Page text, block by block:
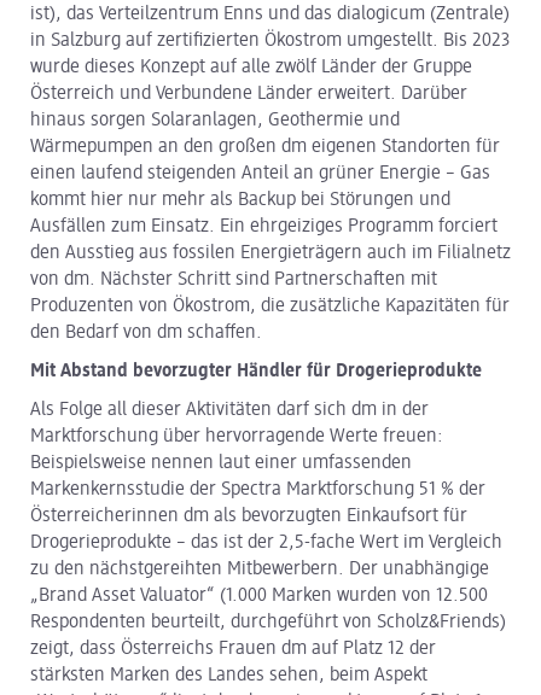
ist), das Verteilzentrum Enns und das dialogicum (Zentrale)
in Salzburg auf zertifizierten Ökostrom umgestellt. Bis 2023
wurde dieses Konzept auf alle zwölf Länder der Gruppe
Österreich und Verbundene Länder erweitert. Darüber
hinaus sorgen Solaranlagen, Geothermie und
Wärmepumpen an den großen dm eigenen Standorten für
einen laufend steigenden Anteil an grüner Energie – Gas
kommt hier nur mehr als Backup bei Störungen und
Ausfällen zum Einsatz. Ein ehrgeiziges Programm forciert
den Ausstieg aus fossilen Energieträgern auch im Filialnetz
von dm. Nächster Schritt sind Partnerschaften mit
Produzenten von Ökostrom, die zusätzliche Kapazitäten für
den Bedarf von dm schaffen.
Mit Abstand bevorzugter Händler für Drogerieprodukte
Als Folge all dieser Aktivitäten darf sich dm in der
Marktforschung über hervorragende Werte freuen:
Beispielsweise nennen laut einer umfassenden
Markenkernsstudie der Spectra Marktforschung 51 % der
Österreicherinnen dm als bevorzugten Einkaufsort für
Drogerieprodukte – das ist der 2,5-fache Wert im Vergleich
zu den nächstgereihten Mitbewerbern. Der unabhängige
„Brand Asset Valuator“ (1.000 Marken wurden von 12.500
Respondenten beurteilt, durchgeführt von Scholz&Friends)
zeigt, dass Österreichs Frauen dm auf Platz 12 der
stärksten Marken des Landes sehen, beim Aspekt